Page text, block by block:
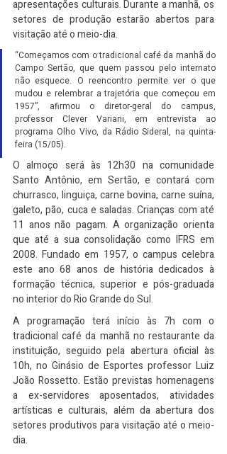
apresentações culturais. Durante a manhã, os
setores de produção estarão abertos para
visitação até o meio-dia.
“Começamos com o tradicional café da manhã do
Campo Sertão, que quem passou pelo internato
não esquece. O reencontro permite ver o que
mudou e relembrar a trajetória que começou em
1957”, afirmou o diretor-geral do campus,
professor Clever Variani, em entrevista ao
programa Olho Vivo, da Rádio Sideral, na quinta-
feira (15/05).
O almoço será às 12h30 na comunidade
Santo Antônio, em Sertão, e contará com
churrasco, linguiça, carne bovina, carne suína,
galeto, pão, cuca e saladas. Crianças com até
11 anos não pagam. A organização orienta
que até a sua consolidação como IFRS em
2008. Fundado em 1957, o campus celebra
este ano 68 anos de história dedicados à
formação técnica, superior e pós-graduada
no interior do Rio Grande do Sul.
A programação terá início às 7h com o
tradicional café da manhã no restaurante da
instituição, seguido pela abertura oficial às
10h, no Ginásio de Esportes professor Luiz
João Rossetto. Estão previstas homenagens
a ex-servidores aposentados, atividades
artísticas e culturais, além da abertura dos
setores produtivos para visitação até o meio-
dia.